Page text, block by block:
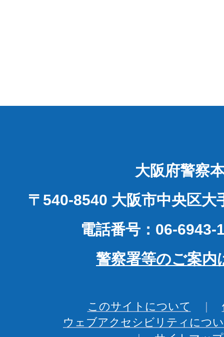
大阪府警察
〒540-8540 大阪市中央区大
電話番号：06-6943-
警察署等のご案内
このサイトについて
ウェブアクセシビリティにつ